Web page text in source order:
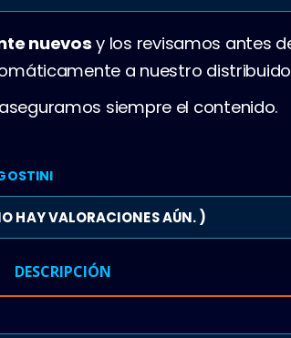
nuevosy los revisamos antes
a nuestro
siempre el contenido.
HAY VALORACIONES AÚN. )
DESCRIPCIÓN